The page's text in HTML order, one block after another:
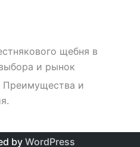
щебня в
и рынок
и
by WordPress